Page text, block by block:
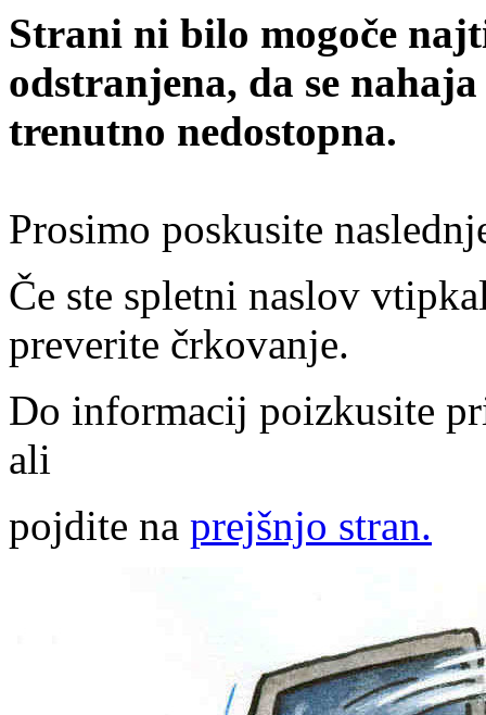
Strani ni bilo mogoče
odstranjena, da se
trenutno nedostopna.
Prosimo poskusite
Če ste spletni naslov
preverite črkovanje.
Do informacij poizkusite
ali
pojdite na prejšnjo stran.